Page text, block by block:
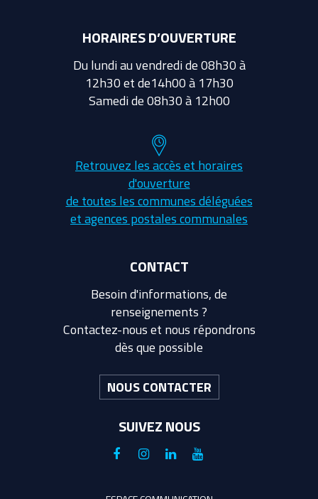
HORAIRES D’OUVERTURE
Du lundi au vendredi de 08h30 à
12h30 et de14h00 à 17h30
Samedi de 08h30 à 12h00
Retrouvez les accès et horaires
d'ouverture
de toutes les communes déléguées
et agences postales communales
CONTACT
Besoin d'informations, de
renseignements ?
Contactez-nous et nous répondrons
dès que possible
NOUS CONTACTER
SUIVEZ NOUS
Lien
Lien
Lien
Lien